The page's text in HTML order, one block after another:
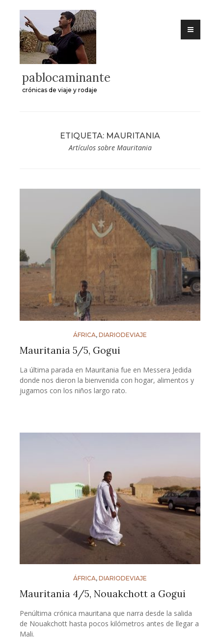
content
pablocaminante
crónicas de viaje y rodaje
ETIQUETA: MAURITANIA
Artículos sobre Mauritania
ÁFRICA, DIARIODEVIAJE
Mauritania 5/5, Gogui
La última parada en Mauritania fue en Messera Jedida
donde nos dieron la bienvenida con hogar, alimentos y
jugamos con los niños largo rato.
ÁFRICA, DIARIODEVIAJE
Mauritania 4/5, Nouakchott a Gogui
Penúltima crónica mauritana que narra desde la salida
de Nouakchott hasta pocos kilómetros antes de llegar a
Mali.